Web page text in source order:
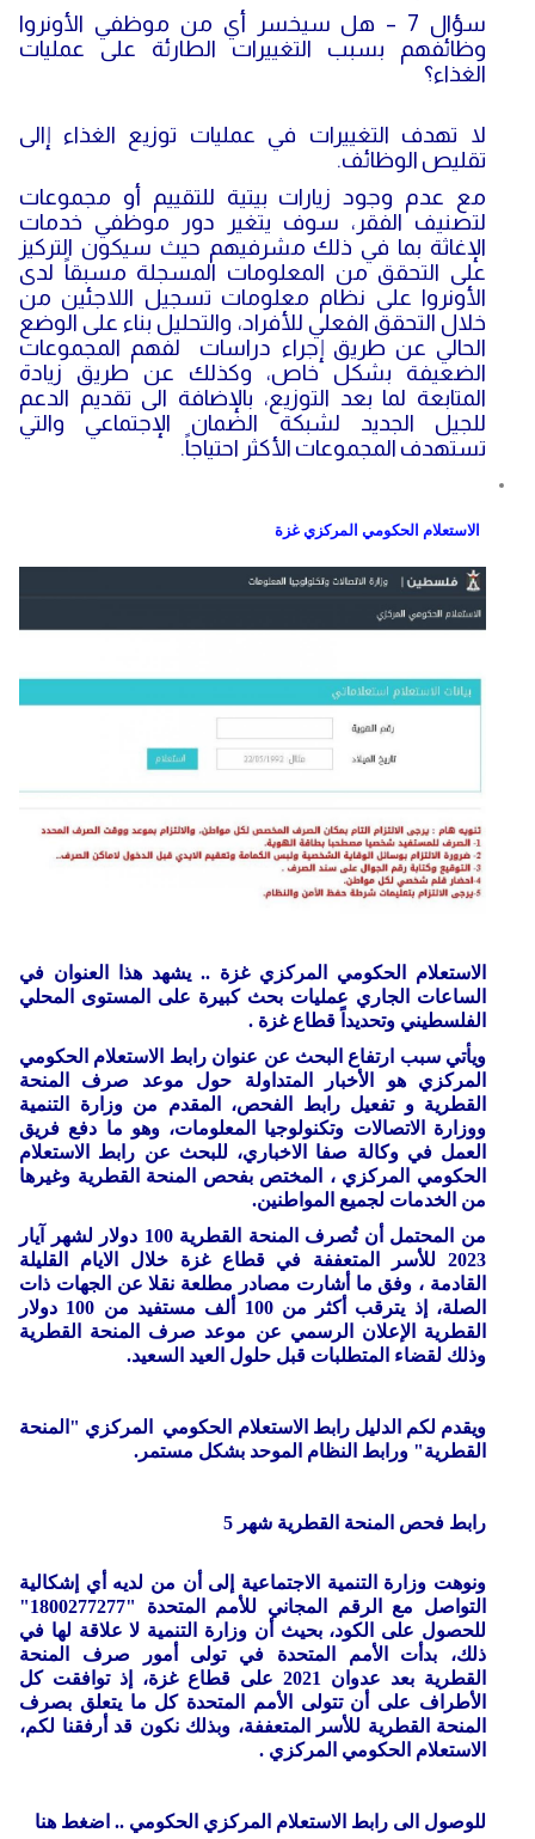
سؤال 7 – هل سيخسر أي من موظفي الأونروا
وظائفهم بسبب التغييرات الطارئة على عمليات
الغذاء؟
لا تهدف التغييرات في عمليات توزيع الغذاء إالى
تقليص الوظائف.
مع عدم وجود زيارات بيتية للتقييم أو مجموعات
لتصنيف الفقر، سوف يتغير دور موظفي خدمات
الإغاثة بما في ذلك مشرفيهم حيث سيكون التركيز
على التحقق من المعلومات المسجلة مسبقاً لدى
الأونروا على نظام معلومات تسجيل اللاجئين من
خلال التحقق الفعلي للأفراد، والتحليل بناء على الوضع
الحالي عن طريق إجراء دراسات لفهم المجموعات
الضعيفة بشكل خاص، وكذلك عن طريق زيادة
المتابعة لما بعد التوزيع، بالإضافة الى تقديم الدعم
للجيل الجديد لشبكة الضمان الإجتماعي والتي
تستهدف المجموعات الأكثر احتياجاً.
الاستعلام الحكومي المركزي غزة
الاستعلام الحكومي المركزي غزة .. يشهد هذا العنوان في
الساعات الجاري عمليات بحث كبيرة على المستوى المحلي
الفلسطيني وتحديداً قطاع غزة .
ويأتي سبب ارتفاع البحث عن عنوان رابط الاستعلام الحكومي
المركزي هو الأخبار المتداولة حول موعد صرف المنحة
القطرية و تفعيل رابط الفحص، المقدم من وزارة التنمية
ووزارة الاتصالات وتكنولوجيا المعلومات، وهو ما دفع فريق
العمل في وكالة صفا الاخباري، للبحث عن رابط الاستعلام
الحكومي المركزي ، المختص بفحص المنحة القطرية وغيرها
من الخدمات لجميع المواطنين.
من المحتمل أن تُصرف المنحة القطرية 100 دولار لشهر آيار
2023 للأسر المتعففة في قطاع غزة خلال الايام القليلة
القادمة ، وفق ما أشارت مصادر مطلعة نقلا عن الجهات ذات
الصلة، إذ يترقب أكثر من 100 ألف مستفيد من 100 دولار
القطرية الإعلان الرسمي عن موعد صرف المنحة القطرية
وذلك لقضاء المتطلبات قبل حلول العيد السعيد.
ويقدم لكم الدليل رابط الاستعلام الحكومي المركزي "المنحة
القطرية" ورابط النظام الموحد بشكل مستمر.
رابط فحص المنحة القطرية شهر 5
ونوهت وزارة التنمية الاجتماعية إلى أن من لديه أي إشكالية
التواصل مع الرقم المجاني للأمم المتحدة "1800277277"
للحصول على الكود، بحيث أن وزارة التنمية لا علاقة لها في
ذلك، بدأت الأمم المتحدة في تولى أمور صرف المنحة
القطرية بعد عدوان 2021 على قطاع غزة، إذ توافقت كل
الأطراف على أن تتولى الأمم المتحدة كل ما يتعلق بصرف
المنحة القطرية للأسر المتعففة، وبذلك نكون قد أرفقنا لكم،
الاستعلام الحكومي المركزي .
للوصول الى رابط الاستعلام المركزي الحكومي .. اضغط هنا